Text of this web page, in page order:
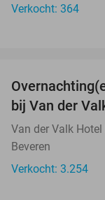
Verkocht: 364
bij Van der
Van der Valk Hotel
Beveren
Verkocht: 3.254